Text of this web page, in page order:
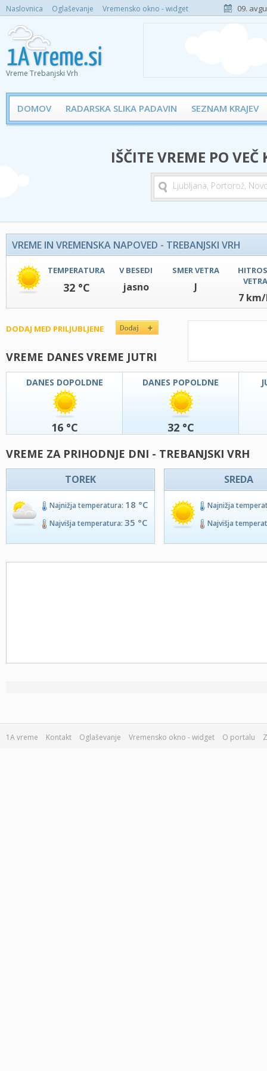
Naslovnica Oglaševanje Vremensko okno - widget 09.
Vreme Trebanjski Vrh
DOMOV RADARSKA SLIKA PADAVIN SEZNAM KRAJEV
IŠČITE VREME PO
VREME IN VREMENSKA NAPOVED - TREBANJSKI VRH
TEMPERATURA
32 °C
V BESEDI
jasno
SMER VETRA
J
VETRA
7
DODAJ MED PRILJUBLJENE
VREME DANES VREME JUTRI
DANES DOPOLDNE
16 °C
DANES POPOLDNE
32 °C
VREME ZA PRIHODNJE DNI - TREBANJSKI VRH
TOREK
Najnižja temperatura: 18 °C
Najvišja temperatura: 35 °C
SREDA
Najnižja
Najvišja
1A vreme Kontakt Oglaševanje Vremensko okno - widget O portalu